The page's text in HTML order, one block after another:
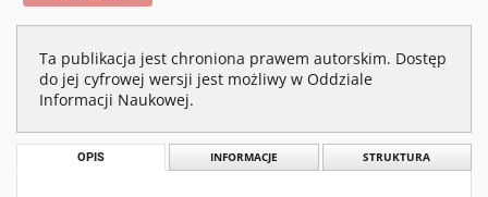
Ta publikacja jest chroniona prawem autorskim. Dostęp
do jej cyfrowej wersji jest możliwy w Oddziale
Informacji Naukowej.
OPIS INFORMACJE STRUKTURA